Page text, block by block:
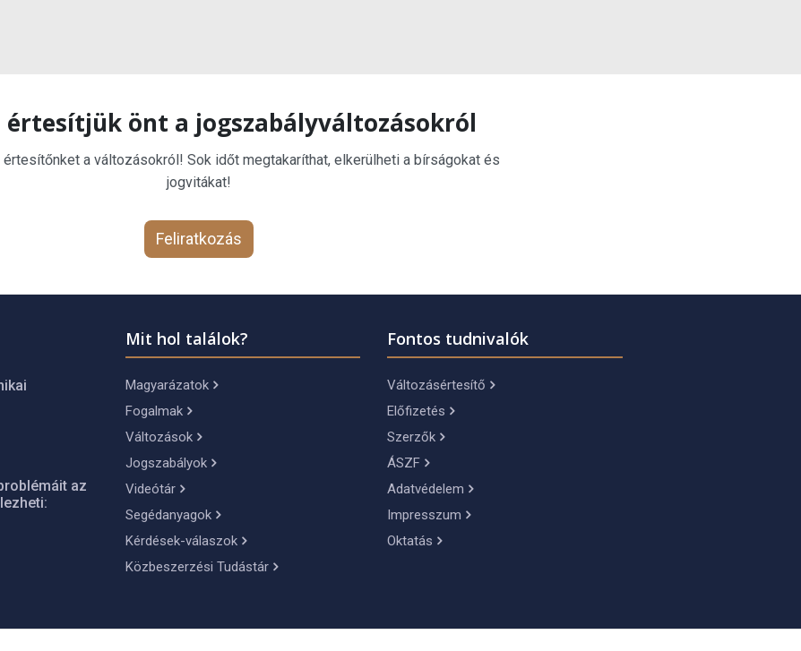
értesítjük önt a jogszabályváltozásokról
értesítőnket a változásokról! Sok időt megtakaríthat, elkerülheti a bírságokat és
jogvitákat!
Feliratkozás
az
Mit hol találok?
Magyarázatok
Fogalmak
Változások
Jogszabályok
Videótár
Segédanyagok
Kérdések-válaszok
Közbeszerzési Tudástár
Fontos tudnivalók
Változásértesítő
Előfizetés
Szerzők
ÁSZF
Adatvédelem
Impresszum
Oktatás